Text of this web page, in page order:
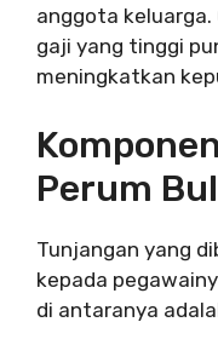
anggota
gaji yang tinggi
meningkatkan
Perum
Tunjangan yang
kepada
di antaranya